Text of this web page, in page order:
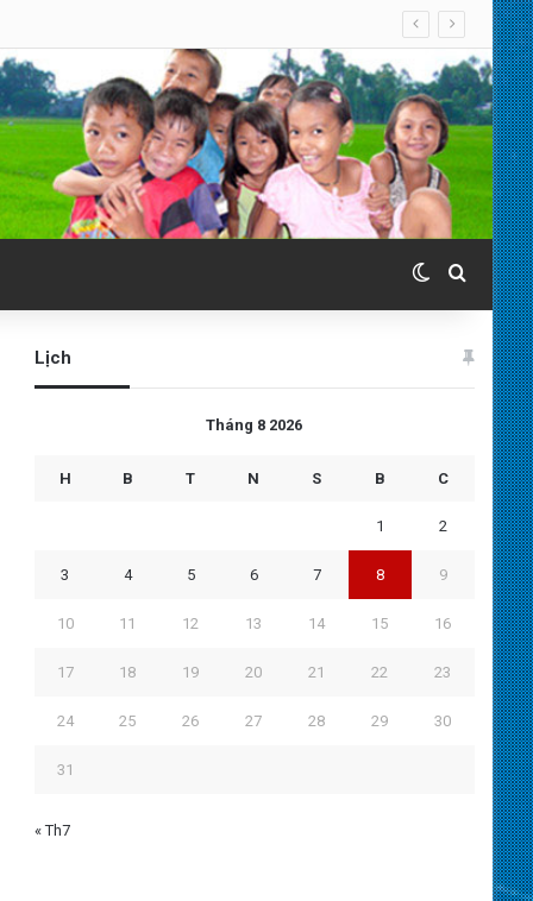
Switch skin
Search
Lịch
Tháng 8 2026
H B T N S B C
1 2
3 4 5 6 7 8 9
10 11 12 13 14 15 16
17 18 19 20 21 22 23
24 25 26 27 28 29 30
31
« Th7